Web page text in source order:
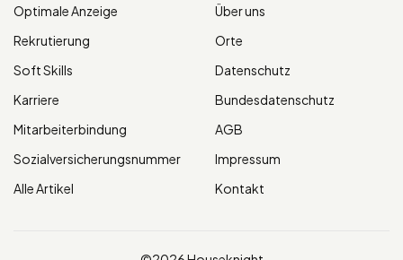
Optimale Anzeige
Rekrutierung
Soft Skills
Karriere
Mitarbeiterbindung
Sozialversicherungsnummer
Alle Artikel
Über uns
Orte
Datenschutz
Bundesdatenschutz
AGB
Impressum
Kontakt